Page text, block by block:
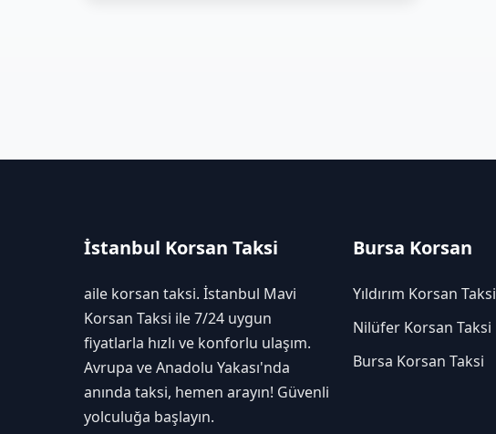
İstanbul Korsan Taksi
aile korsan taksi. İstanbul Mavi
Korsan Taksi ile 7/24 uygun
fiyatlarla hızlı ve konforlu ulaşım.
Avrupa ve Anadolu Yakası'nda
anında taksi, hemen arayın! Güvenli
yolculuğa başlayın.
Bursa Korsan
Yıldırım Korsan Taksi
Nilüfer Korsan Taksi
Bursa Korsan Taksi